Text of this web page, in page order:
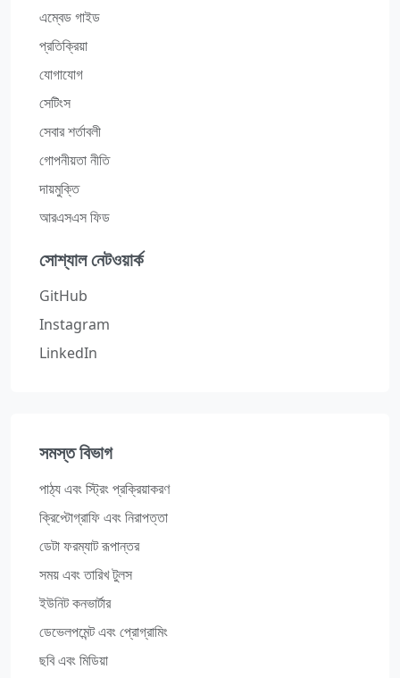
এম্বেড গাইড
প্রতিক্রিয়া
যোগাযোগ
সেটিংস
সেবার শর্তাবলী
গোপনীয়তা নীতি
দায়মুক্তি
আরএসএস ফিড
সোশ্যাল নেটওয়ার্ক
GitHub
Instagram
LinkedIn
সমস্ত বিভাগ
পাঠ্য এবং স্ট্রিং প্রক্রিয়াকরণ
ক্রিপ্টোগ্রাফি এবং নিরাপত্তা
ডেটা ফরম্যাট রূপান্তর
সময় এবং তারিখ টুলস
ইউনিট কনভার্টার
ডেভেলপমেন্ট এবং প্রোগ্রামিং
ছবি এবং মিডিয়া